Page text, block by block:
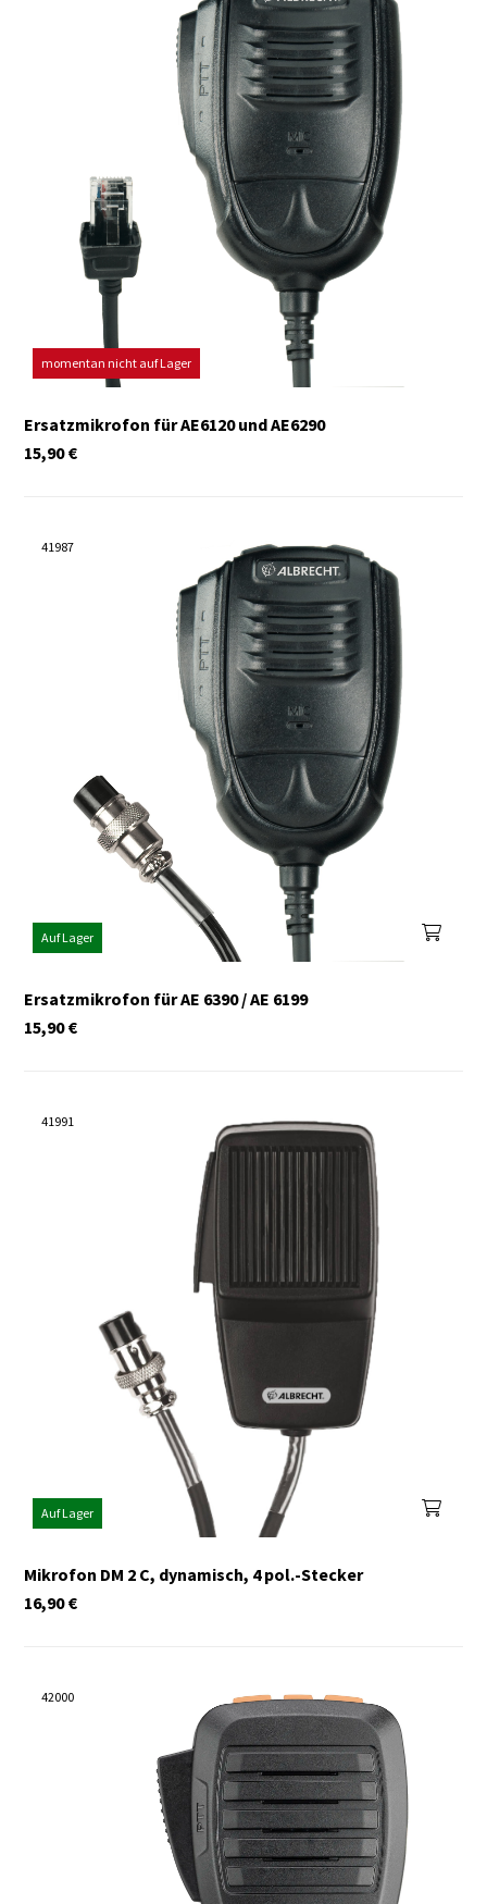
momentan nicht auf Lager
Ersatzmikrofon für AE6120 und AE6290
€
15,90
41987
Auf Lager
Ersatzmikrofon für AE 6390 / AE 6199
€
15,90
41991
Auf Lager
Mikrofon DM 2 C, dynamisch, 4 pol.-Stecker
€
16,90
42000